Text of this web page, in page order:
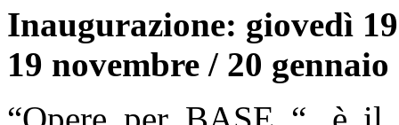
Inaugurazione: giovedì
19 novembre / 20 gennaio